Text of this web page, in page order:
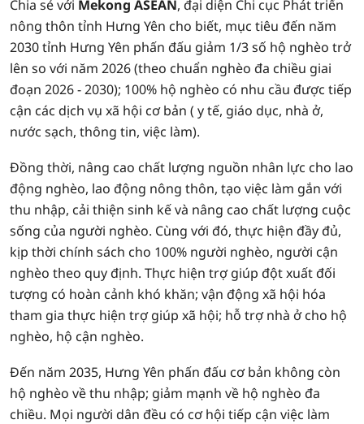
Chia sẻ với Mekong ASEAN, đại diện Chi cục Phát triển
nông thôn tỉnh Hưng Yên cho biết, mục tiêu đến năm
2030 tỉnh Hưng Yên phấn đấu giảm 1/3 số hộ nghèo trở
lên so với năm 2026 (theo chuẩn nghèo đa chiều giai
đoạn 2026 - 2030); 100% hộ nghèo có nhu cầu được tiếp
cận các dịch vụ xã hội cơ bản ( y tế, giáo dục, nhà ở,
nước sạch, thông tin, việc làm).
Đồng thời, nâng cao chất lượng nguồn nhân lực cho lao
động nghèo, lao động nông thôn, tạo việc làm gắn với
thu nhập, cải thiện sinh kế và nâng cao chất lượng cuộc
sống của người nghèo. Cùng với đó, thực hiện đầy đủ,
kịp thời chính sách cho 100% người nghèo, người cận
nghèo theo quy định. Thực hiện trợ giúp đột xuất đối
tượng có hoàn cảnh khó khăn; vận động xã hội hóa
tham gia thực hiện trợ giúp xã hội; hỗ trợ nhà ở cho hộ
nghèo, hộ cận nghèo.
Đến năm 2035, Hưng Yên phấn đấu cơ bản không còn
hộ nghèo về thu nhập; giảm mạnh về hộ nghèo đa
chiều. Mọi người dân đều có cơ hội tiếp cận việc làm